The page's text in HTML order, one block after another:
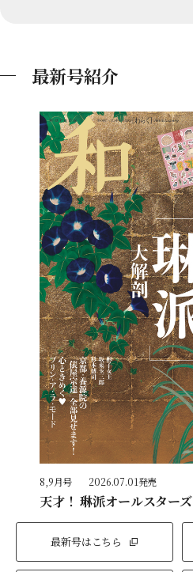
最新号紹介
8,9月号 2026.07.01発売
天才！ 琳派オールスターズ
最新号はこちら